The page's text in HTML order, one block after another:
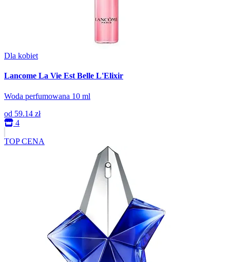
Dla kobiet
Lancome La Vie Est Belle L'Elixir
Woda perfumowana 10 ml
od 59.14 zł
4
TOP CENA